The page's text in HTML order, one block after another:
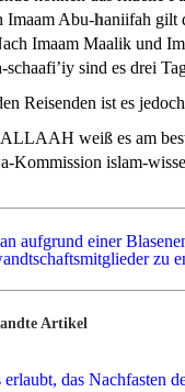
Imaam Abu-haniifah gilt
Imaam Maalik und
schaafi’iy sind es drei
Reisenden ist es
weiß es am
Kommission islam-
aufgrund einer
zu
Artikel
erlaubt, das Nachfasten